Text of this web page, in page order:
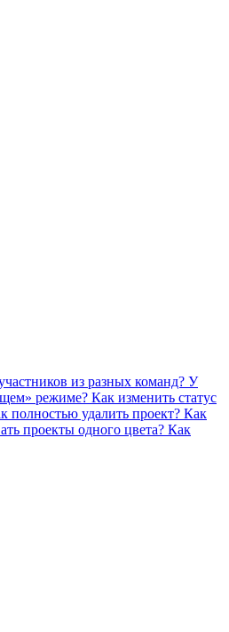
из разных команд? У
режиме? Как изменить статус
полностью удалить проект? Как
проекты одного цвета? Как